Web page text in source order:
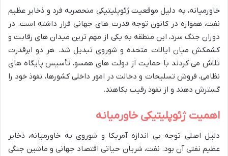
خاورمیانه، به دلیل موقعیت ژئوپلیتیکی منحصربه فرد و ذخایر عظیم
نفت، همواره در کانون توجه قدرت های جهانی قرار داشته است. در
دوران جنگ سرد، این منطقه به یکی از مهم ترین میدان های رقابت و
کشمکش میان ایالات متحده و شوروی تبدیل شد. هر دو ابرقدرت
تلاش می کردند با حمایت از دولت های همسو، تأسیس پایگاه های
نظامی، فروش تسلیحات و دخالت در امور داخلی کشورها، نفوذ خود را
گسترش دهند و از نفوذ رقیب بکاهند.
اهمیت ژئوپلیتیکی خاورمیانه
دلیل اصلی توجه بی اندازه آمریکا و شوروی به خاورمیانه، ذخایر
عظیم نفتی آن بود. نفت، شریان حیاتی اقتصاد جهانی و ماشین جنگی